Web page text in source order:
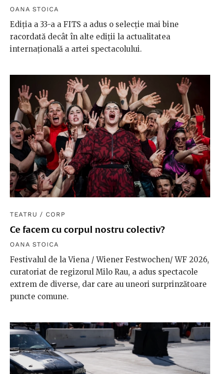
OANA STOICA
Ediția a 33-a a FITS a adus o selecție mai bine
racordată decât în alte ediții la actualitatea
internațională a artei spectacolului.
TEATRU / CORP
Ce facem cu corpul nostru colectiv?
OANA STOICA
Festivalul de la Viena / Wiener Festwochen/ WF 2026,
curatoriat de regizorul Milo Rau, a adus spectacole
extrem de diverse, dar care au uneori surprinzătoare
puncte comune.